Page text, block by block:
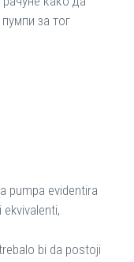
за тог
pumpa evidentira
bi da postoji